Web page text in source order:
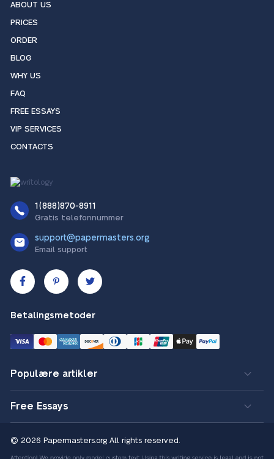
ABOUT US
PRICES
ORDER
BLOG
WHY US
FAQ
FREE ESSAYS
VIP SERVICES
CONTACTS
1(888)870-8911
Gratis telefonnummer
support@papermasters.org
Email support
Betalingsmetoder
Populære artikler
Free Essays
© 2026 Papermasters.org All rights reserved.